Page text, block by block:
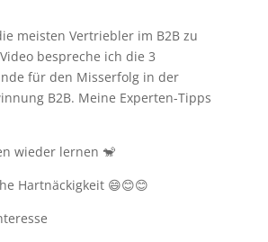
meisten Vertriebler im B2B zu
bespreche ich die 3
für den Misserfolg in der
B2B. Meine Experten-Tipps
wieder lernen 🐒
Hartnäckigkeit 😄😊😊